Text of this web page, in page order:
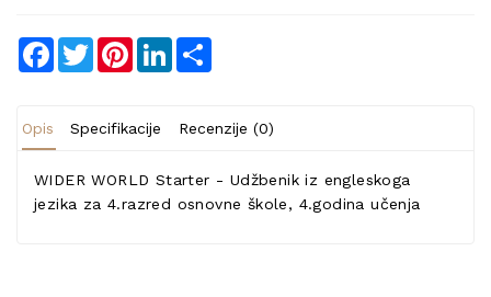
Facebook
TwitterPinterestLinkedIn
Opis Specifikacije Recenzije (0)
WIDER WORLD Starter - Udžbenik iz engleskoga
jezika za 4.razred osnovne škole, 4.godina učenja